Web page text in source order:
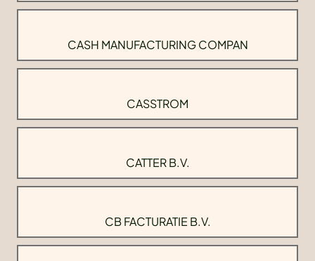
CASH MANUFACTURING COMPAN
CASSTROM
CATTER B.V.
CB FACTURATIE B.V.